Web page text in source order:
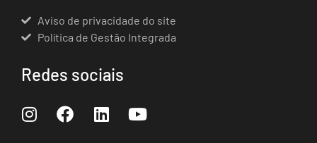
Aviso de privacidade do site
Política de Gestão Integrada
Redes sociais